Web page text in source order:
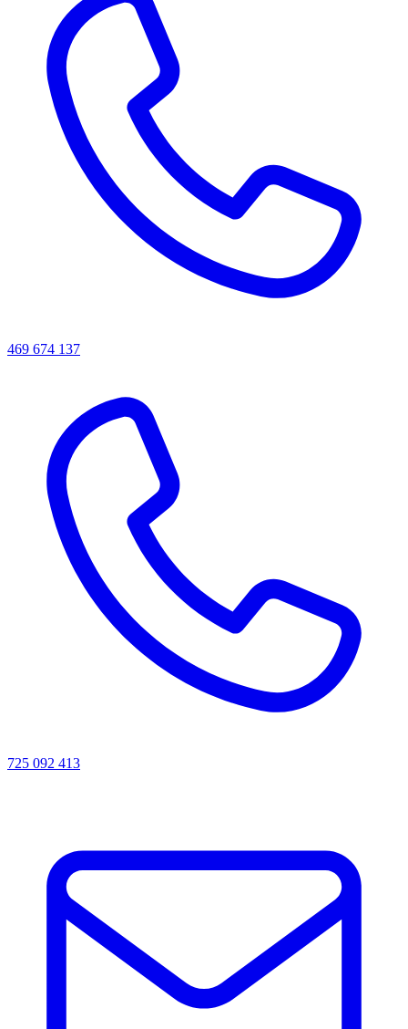
469 674 137
725 092 413